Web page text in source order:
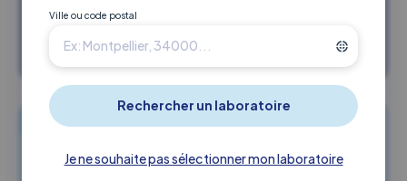
Ville ou code postal
Je ne souhaite pas sélectionner mon laboratoire
Rechercher un labo